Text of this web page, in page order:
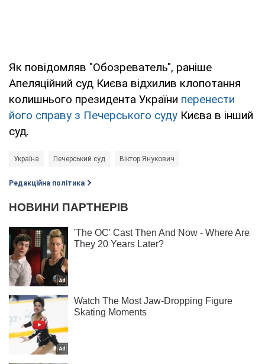
Як повідомляв "Обозреватель", раніше
Апеляційний суд Києва відхилив клопотання
колишнього президента України перенести
його справу з Печерського суду Києва в інший
суд.
Україна Печерський суд Віктор Янукович
Редакційна політика